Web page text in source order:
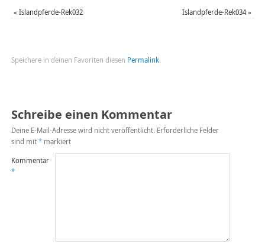
« Islandpferde-Rek032 Islandpferde-Rek034»
Speichere in deinen Favoriten diesen Permalink.
Schreibe einen Kommentar
Deine E-Mail-Adresse wird nicht veröffentlicht. Erforderliche Felder
sind mit *markiert
Kommentar
*